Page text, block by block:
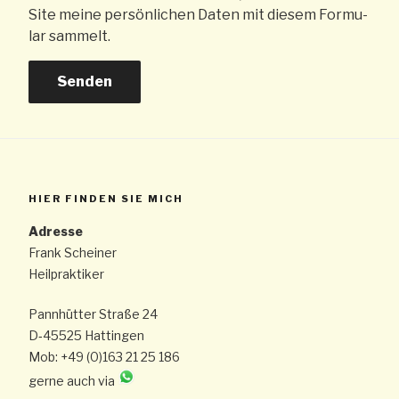
Site mei­ne per­sön­li­chen Daten mit die­sem For­mu­
lar sammelt.
Senden
HIER FIN­DEN SIE MICH
Adres­se
Frank Scheiner
Heilpraktiker
Pann­hüt­ter Stra­ße 24
D‑45525 Hattingen
Mob: +49 (0)163 21 25 186
ger­ne auch via